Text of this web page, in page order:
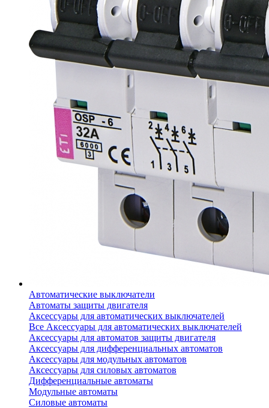
Автоматические выключатели
Автоматы защиты двигателя
Аксессуары для автоматических выключателей
Все Аксессуары для автоматических выключателей
Аксессуары для автоматов защиты двигателя
Аксессуары для дифференциальных автоматов
Аксессуары для модульных автоматов
Аксессуары для силовых автоматов
Дифференциальные автоматы
Модульные автоматы
Силовые автоматы